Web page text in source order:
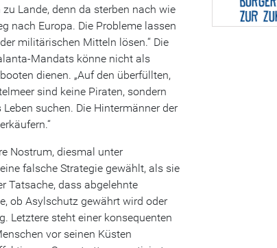
Lande, denn da sterben nach wie
nach Europa. Die Probleme lassen
militärischen Mitteln lösen.“ Die
Mandats könne nicht als
dienen. „Auf den überfüllten,
sind keine Piraten, sondern
suchen. Die Hintermänner der
Nostrum, diesmal unter
falsche Strategie gewählt, als sie
Tatsache, dass abgelehnte
ob Asylschutz gewährt wird oder
Letztere steht einer konsequenten
vor seinen Küsten